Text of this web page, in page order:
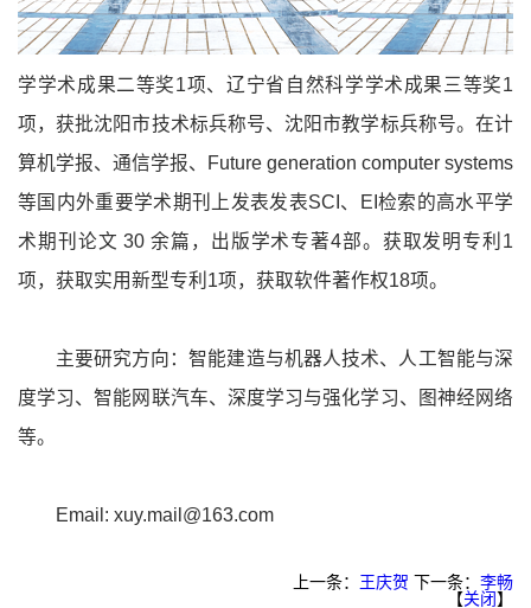
先后获得国防科学技术进步三等奖1项、辽宁省自然科
学学术成果二等奖1项、辽宁省自然科学学术成果三等奖1
项，获批沈阳市技术标兵称号、沈阳市教学标兵称号。在计
算机学报、通信学报、
Future generation computer systems
等国内外重要学术期刊上发表发表SCI 、 EI 检索的高水平学
术期刊论文 30余篇，出版学术专著4部。获取发明专利 1
项，获取实用新型专利 1项，获取软件著作权18项。
主要研究方向：智能建造与机器人技术、人工智能与深
度学习、智能网联汽车、深度学习与强化学习、图神经网络
等。
Email: xuy.mail@163.com
上一条： 王庆贺 下一条： 李畅
【关闭】